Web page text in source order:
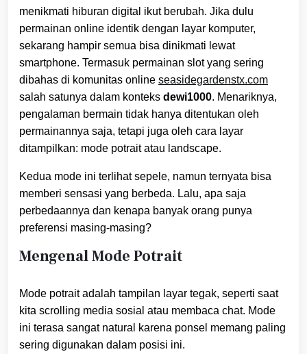
menikmati hiburan digital ikut berubah. Jika dulu
permainan online identik dengan layar komputer,
sekarang hampir semua bisa dinikmati lewat
smartphone. Termasuk permainan slot yang sering
dibahas di komunitas online seasidegardenstx.com
salah satunya dalam konteks dewi1000. Menariknya,
pengalaman bermain tidak hanya ditentukan oleh
permainannya saja, tetapi juga oleh cara layar
ditampilkan: mode potrait atau landscape.
Kedua mode ini terlihat sepele, namun ternyata bisa
memberi sensasi yang berbeda. Lalu, apa saja
perbedaannya dan kenapa banyak orang punya
preferensi masing-masing?
Mengenal Mode Potrait
Mode potrait adalah tampilan layar tegak, seperti saat
kita scrolling media sosial atau membaca chat. Mode
ini terasa sangat natural karena ponsel memang paling
sering digunakan dalam posisi ini.